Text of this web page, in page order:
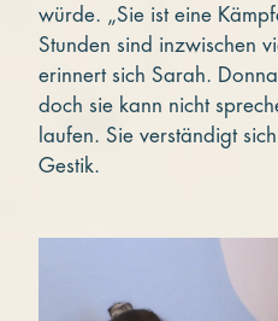
würde. „Sie ist eine
Stunden sind inzwischen
erinnert sich Sarah.
doch sie kann nicht
laufen. Sie verständigt
Gestik.